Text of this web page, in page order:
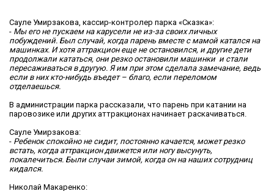
Сауле Умирзакова, кассир-контролер парка «Сказка»:
- Мы его не пускаем на карусели не из-за своих личных
побуждений. Был случай, когда парень вместе с мамой катался на
машинках. И хотя аттракцион еще не остановился, и другие дети
продолжали кататься, они резко остановили машинки и стали
пересаживаться в другую. Я им при этом сделала замечание, ведь
если в них кто-нибудь въедет – благо, если переломом
отделаешься.
В администрации парка рассказали, что парень при катании на
паровозике или других аттракционах начинает раскачиваться.
Сауле Умирзакова:
- Ребенок спокойно не сидит, постоянно качается, может резко
встать, когда аттракцион движется или ногу высунуть,
покалечиться. Были случаи зимой, когда он на наших сотрудниц
кидался.
Николай Макаренко: